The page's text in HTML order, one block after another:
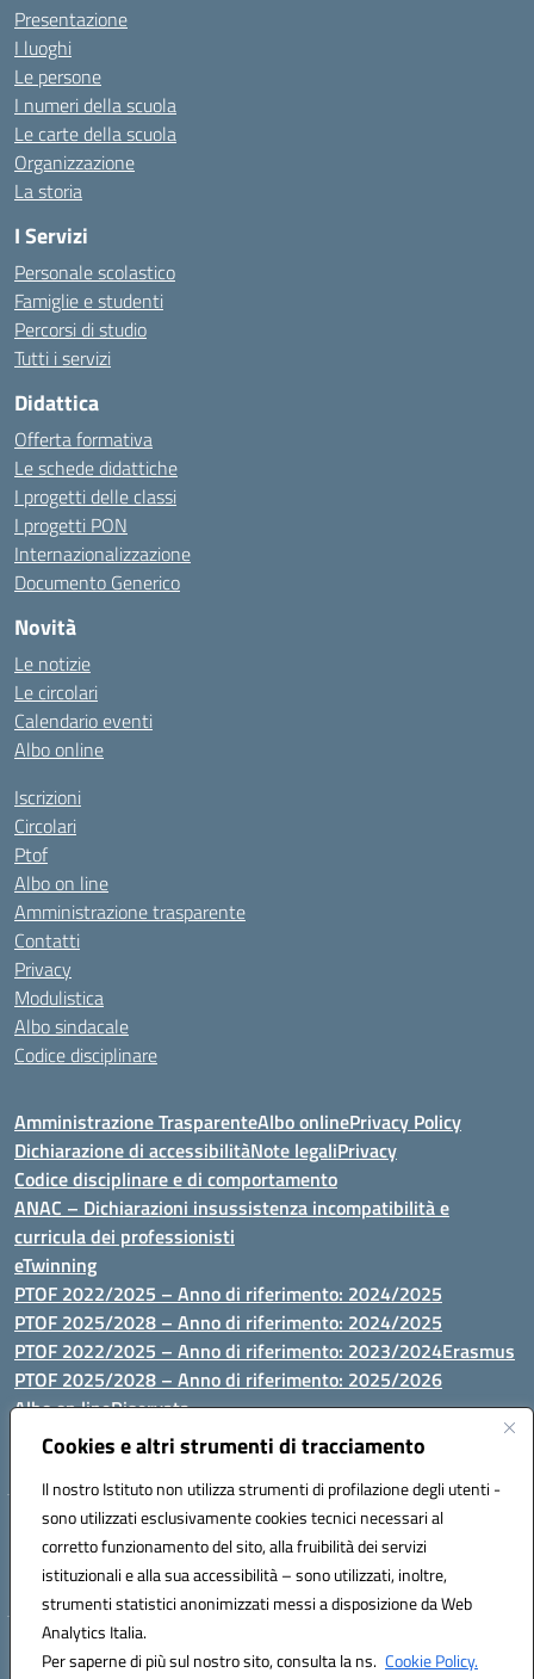
Cookies e altri strumenti di tracciamento
Il nostro Istituto non utilizza strumenti di profilazione degli utenti -
sono utilizzati esclusivamente cookies tecnici necessari al
corretto funzionamento del sito, alla fruibilità dei servizi
istituzionali e alla sua accessibilità – sono utilizzati, inoltre,
strumenti statistici anonimizzati messi a disposizione da Web
Analytics Italia.
Per saperne di più sul nostro sito, consulta la ns. Cookie Policy.
Presentazione
I luoghi
Le persone
I numeri della scuola
Le carte della scuola
Organizzazione
La storia
I Servizi
Personale scolastico
Famiglie e studenti
Percorsi di studio
Tutti i servizi
Didattica
Offerta formativa
Le schede didattiche
I progetti delle classi
I progetti PON
Internazionalizzazione
Documento Generico
Novità
Le notizie
Le circolari
Calendario eventi
Albo online
Iscrizioni
Circolari
Ptof
Albo on line
Amministrazione trasparente
Contatti
Privacy
Modulistica
Albo sindacale
Codice disciplinare
Amministrazione TrasparenteAlbo onlinePrivacy Policy
Dichiarazione di accessibilitàNote legaliPrivacy
Codice disciplinare e di comportamento
ANAC – Dichiarazioni insussistenza incompatibilità e
curricula dei professionisti
eTwinning
PTOF 2022/2025 – Anno di riferimento: 2024/2025
PTOF 2025/2028 – Anno di riferimento: 2024/2025
PTOF 2022/2025 – Anno di riferimento: 2023/2024Erasmus
PTOF 2025/2028 – Anno di riferimento: 2025/2026
Albo on lineRiservata
P.N. Dotazione di attrezzature per le palestre
Via Luna e Sole, 44 07100, Sassari - Tel 079293287 - Fax 0793764116
- Mail: ssvc010009@istruzione.it - PEC: ssvc010009@pec.istruzione.it
- C.F. / P.IVA Convitto 80000150906 - C.F. Scuole 92073300904
Hosting & Powered by 3D Solution S.r.l.